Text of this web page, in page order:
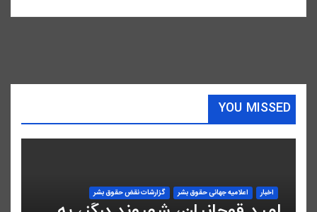
YOU MISSED
اخبار اعلاميه جهانی حقوق بشر گزارشات نقض حقوق بشر